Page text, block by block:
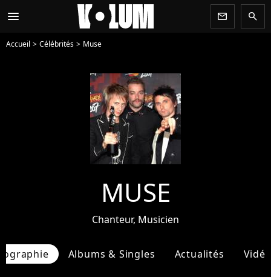
menu newsletter search
Accueil Célébrités Muse
MUSE
Chanteur, Musicien
Albums & Singles Actualités